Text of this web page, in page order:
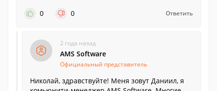
0
0 Ответить
2 года назад
AMS Software
Официальный представитель
Николай, здравствуйте! Меня зовут Даниил, я